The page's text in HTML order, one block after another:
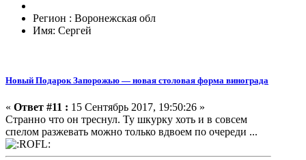
Регион : Воронежская обл
Имя: Сергей
Новый Подарок Запорожью — новая столовая форма винограда
« Ответ #11 : 15 Сентябрь 2017, 19:50:26 »
Странно что он треснул. Ту шкурку хоть и в совсем
спелом разжевать можно только вдвоем по очереди ...